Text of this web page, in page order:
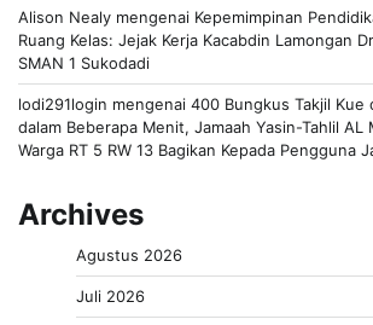
Alison Nealy mengenai Kepemimpinan
Ruang Kelas: Jejak Kerja Kacabdin Lamongan
SMAN 1 Sukodadi
lodi291login mengenai 400 Bungkus Takjil Kue
dalam Beberapa Menit, Jamaah Yasin-Tahlil AL
Warga RT 5 RW 13 Bagikan Kepada Pengguna
Archives
Agustus 2026
Juli 2026